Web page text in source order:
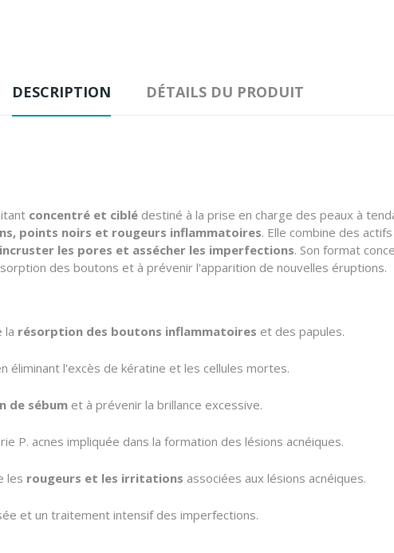
DESCRIPTION DÉTAILS DU PRODUIT
concentré et ciblé destiné à la prise en charge des peaux à
points noirs et rougeurs inflammatoires. Elle combine des
les pores et assécher les imperfections. Son format
des boutons et à prévenir l'apparition de nouvelles éruptions.
la résorption des boutons inflammatoires et des papules.
éliminant l'excès de kératine et les cellules mortes.
de sébum et à prévenir la brillance excessive.
P. acnes impliquée dans la formation des lésions acnéiques.
les rougeurs et les irritations associées aux lésions acnéiques.
et un traitement intensif des imperfections.